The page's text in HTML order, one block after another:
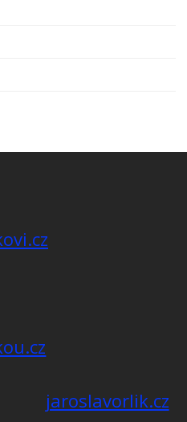
jaroslavorlik.cz